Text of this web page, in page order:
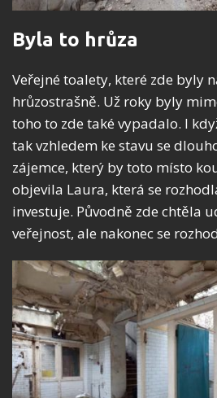
Byla to hrůza
Veřejné toalety, které zde byly
hrůzostrašně. Už roky byly
toho to zde také vypadalo. I
tak vzhledem ke stavu se
zájemce, který by toto místo
objevila Laura, která se
investuje. Původně zde chtěla
veřejnost, ale nakonec se